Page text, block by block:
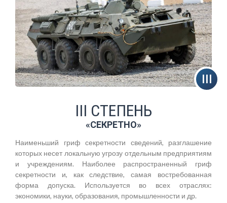
III СТЕПЕНЬ
«СЕКРЕТНО»
Наименьший гриф секретности сведений, разглашение
которых несет локальную угрозу отдельным предприятиям
и учреждениям. Наиболее распространенный гриф
секретности и, как следствие, самая востребованная
форма допуска. Используется во всех отраслях:
экономики, науки, образования, промышленности и др.